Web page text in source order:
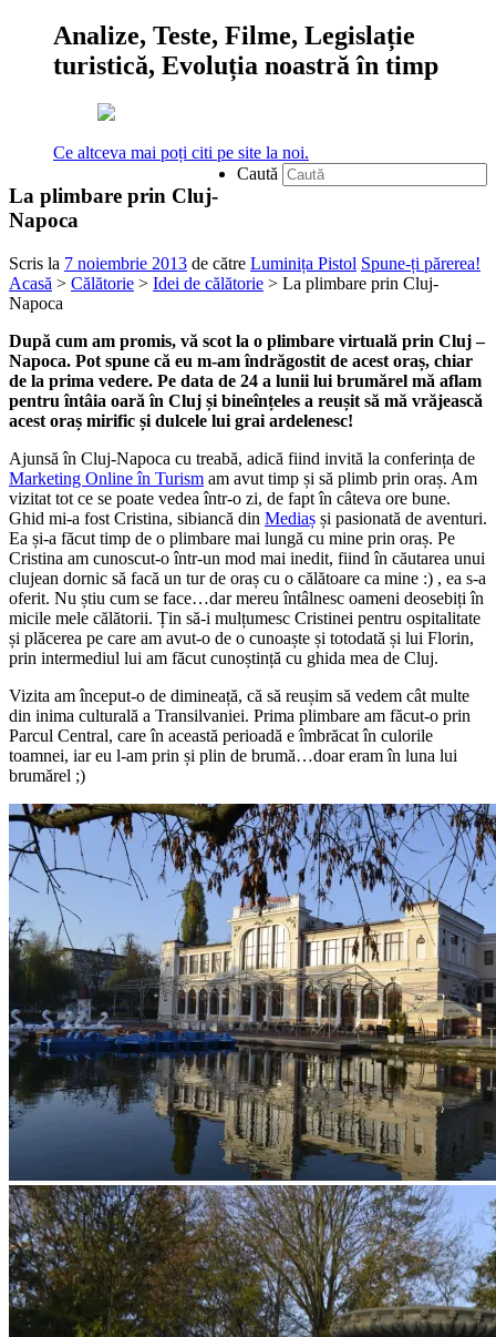
Analize, Teste, Filme, Legislație
turistică, Evoluția noastră în timp
Ce altceva mai poți citi pe site la noi.
Caută
La plimbare prin Cluj-
Napoca
Scris la 7 noiembrie 2013 de către Luminița Pistol Spune-ți părerea!
Acasă > Călătorie > Idei de călătorie > La plimbare prin Cluj-
Napoca
După cum am promis, vă scot la o plimbare virtuală prin Cluj –
Napoca. Pot spune că eu m-am îndrăgostit de acest oraș, chiar
de la prima vedere. Pe data de 24 a lunii lui brumărel mă aflam
pentru întâia oară în Cluj și bineînțeles a reușit să mă vrăjească
acest oraș mirific și dulcele lui grai ardelenesc!
Ajunsă în Cluj-Napoca cu treabă, adică fiind invită la conferința de
Marketing Online în Turism am avut timp și să plimb prin oraș. Am
vizitat tot ce se poate vedea într-o zi, de fapt în câteva ore bune.
Ghid mi-a fost Cristina, sibiancă din Mediaș și pasionată de aventuri.
Ea și-a făcut timp de o plimbare mai lungă cu mine prin oraș. Pe
Cristina am cunoscut-o într-un mod mai inedit, fiind în căutarea unui
clujean dornic să facă un tur de oraș cu o călătoare ca mine :) , ea s-a
oferit. Nu știu cum se face…dar mereu întâlnesc oameni deosebiți în
micile mele călătorii. Țin să-i mulțumesc Cristinei pentru ospitalitate
și plăcerea pe care am avut-o de o cunoaște și totodată și lui Florin,
prin intermediul lui am făcut cunoștință cu ghida mea de Cluj.
Vizita am început-o de dimineață, că să reușim să vedem cât multe
din inima culturală a Transilvaniei. Prima plimbare am făcut-o prin
Parcul Central, care în această perioadă e îmbrăcat în culorile
toamnei, iar eu l-am prin și plin de brumă…doar eram în luna lui
brumărel ;)
oglindire-n luciul apei